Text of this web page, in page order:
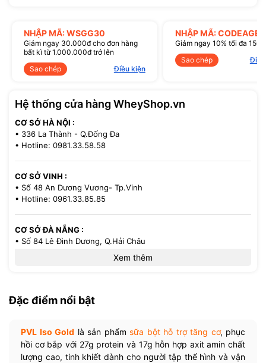
NHẬP MÃ: WSGG30
Giảm ngay 30.000đ cho đơn hàng
bất kì từ 1.000.000đ trở lên
Sao chép
Điều kiện
NHẬP MÃ:
Giảm ngay 10% tối đa
Sao chép
Hệ thống cửa hàng WheyShop.vn
CƠ SỞ HÀ NỘI :
• 336 La Thành - Q.Đống Đa
• Hotline: 0981.33.58.58
CƠ SỞ VINH :
• Số 48 An Dương Vương- Tp.Vinh
• Hotline: 0961.33.85.85
CƠ SỞ ĐÀ NẴNG :
• Số 84 Lê Đình Dương, Q.Hải Châu
• 521/36 Cách Mạng Tháng 8 - P.13 - Q.10
• Hotline: 0971.33.85.85
Xem thêm
Đặc điểm nổi bật
PVL Iso Gold là sản phẩm sữa bột hỗ trợ tăng cơ, phục
hồi cơ bắp với 27g protein và 17g hỗn hợp axit amin chất
lượng cao, tinh khiết dành cho người tập thể hình và vận